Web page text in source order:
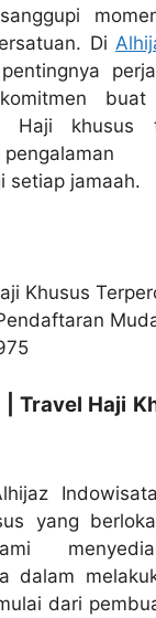
Di
buat
Haji khusus
setiap jamaah.
Travel Haji
yang
dalam
dari